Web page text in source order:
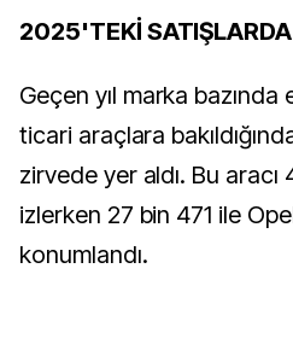
2025'TEKİ SATIŞLARDA
Geçen yıl marka
ticari araçlara
zirvede yer aldı. Bu aracı
izlerken 27 bin 471 ile
konumlandı.